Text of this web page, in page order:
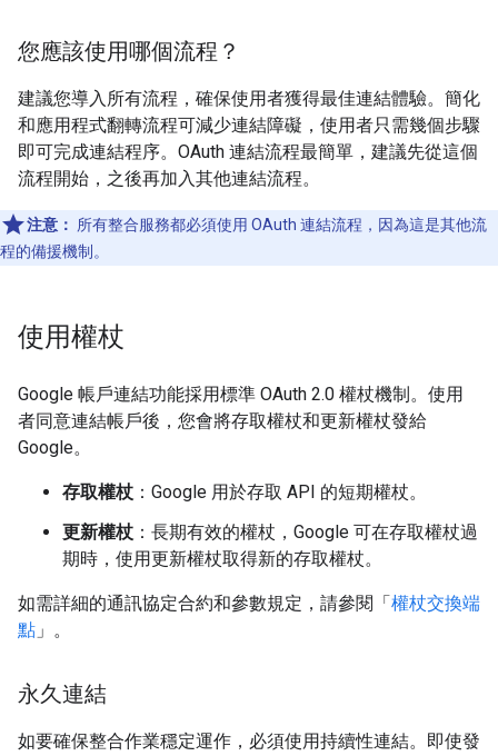
您應該使用哪個流程？
建議您導入所有流程，確保使用者獲得最佳連結體驗。簡化
和應用程式翻轉流程可減少連結障礙，使用者只需幾個步驟
即可完成連結程序。OAuth 連結流程最簡單，建議先從這個
流程開始，之後再加入其他連結流程。
注意： 所有整合服務都必須使用 OAuth 連結流程，因為這是其他流
程的備援機制。
使用權杖
Google 帳戶連結功能採用標準 OAuth 2.0 權杖機制。使用
者同意連結帳戶後，您會將存取權杖和更新權杖發給
Google。
存取權杖 ：Google 用於存取 API 的短期權杖。
更新權杖 ：長期有效的權杖，Google 可在存取權杖過
期時，使用更新權杖取得新的存取權杖。
如需詳細的通訊協定合約和參數規定，請參閱「 權杖交換端
點 」。
永久連結
如要確保整合作業穩定運作，必須使用持續性連結。即使發